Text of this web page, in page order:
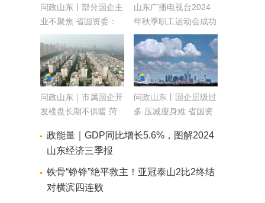
问政山东丨部分国企主
业不聚焦 省国资委：
优化存量 遏制增量
山东广播电视台2024
年秋季职工运动会成功
举办
问政山东｜市属国企开
发楼盘长期不供暖 菏
11月5号完成
问政山东丨国企层级过
多 压减瘦身难 省国资
成目标
政能量｜GDP同比增长5.6%，图解2024
山东经济三季报
铁骨“铮铮”绝平救主！亚冠泰山2比2终结
对横滨四连败